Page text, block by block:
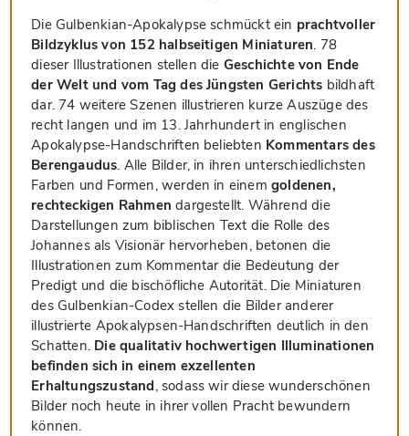
Die Gulbenkian-Apokalypse schmückt ein prachtvoller
Bildzyklus von 152 halbseitigen Miniaturen. 78
dieser Illustrationen stellen die Geschichte von Ende
der Welt und vom Tag des Jüngsten Gerichts bildhaft
dar. 74 weitere Szenen illustrieren kurze Auszüge des
recht langen und im 13. Jahrhundert in englischen
Apokalypse-Handschriften beliebten Kommentars des
Berengaudus. Alle Bilder, in ihren unterschiedlichsten
Farben und Formen, werden in einemgoldenen,
rechteckigen Rahmen dargestellt. Während die
Darstellungen zum biblischen Text die Rolle des
Johannes als Visionär hervorheben, betonen die
Illustrationen zum Kommentar die Bedeutung der
Predigt und die bischöfliche Autorität. Die Miniaturen
des Gulbenkian-Codex stellen die Bilder anderer
illustrierte Apokalypsen-Handschriften deutlich in den
Schatten. Die qualitativ hochwertigen Illuminationen
befinden sich in einem exzellenten
Erhaltungszustand, sodass wir diese wunderschönen
Bilder noch heute in ihrer vollen Pracht bewundern
können.